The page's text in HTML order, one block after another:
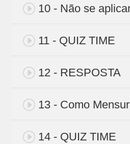
10 - Não se
11 - QUIZ TIME
12 - RESPOSTA
13 - Como
14 - QUIZ TIME